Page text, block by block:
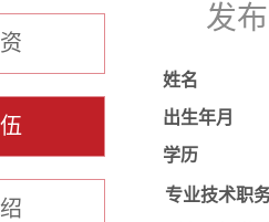
发
姓名
出生年月
学历
专业技术职